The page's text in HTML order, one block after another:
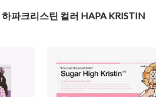
하파크리스틴 컬러 HAPA KRISTIN
Add to
Wishlist